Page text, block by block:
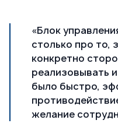
«Блок
столько про то,
конкретно
реализовывать
было быстро,
желание